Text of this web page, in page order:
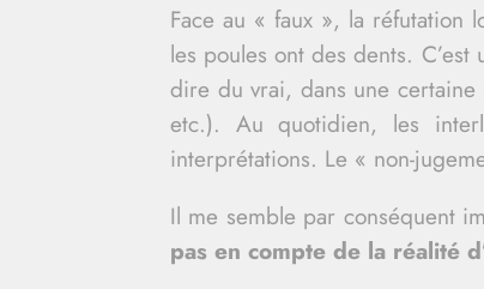
Face au « faux », la réfutation
les poules ont des dents.
dire du vrai, dans une certaine
etc.). Au quotidien, les
interprétations. Le « non-
Il me semble par conséquent
pas en compte de la réalité